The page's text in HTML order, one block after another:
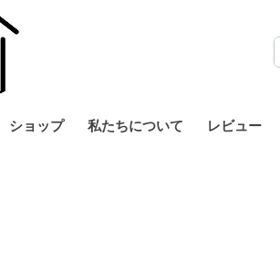
ショップ 私たちについて レビュー